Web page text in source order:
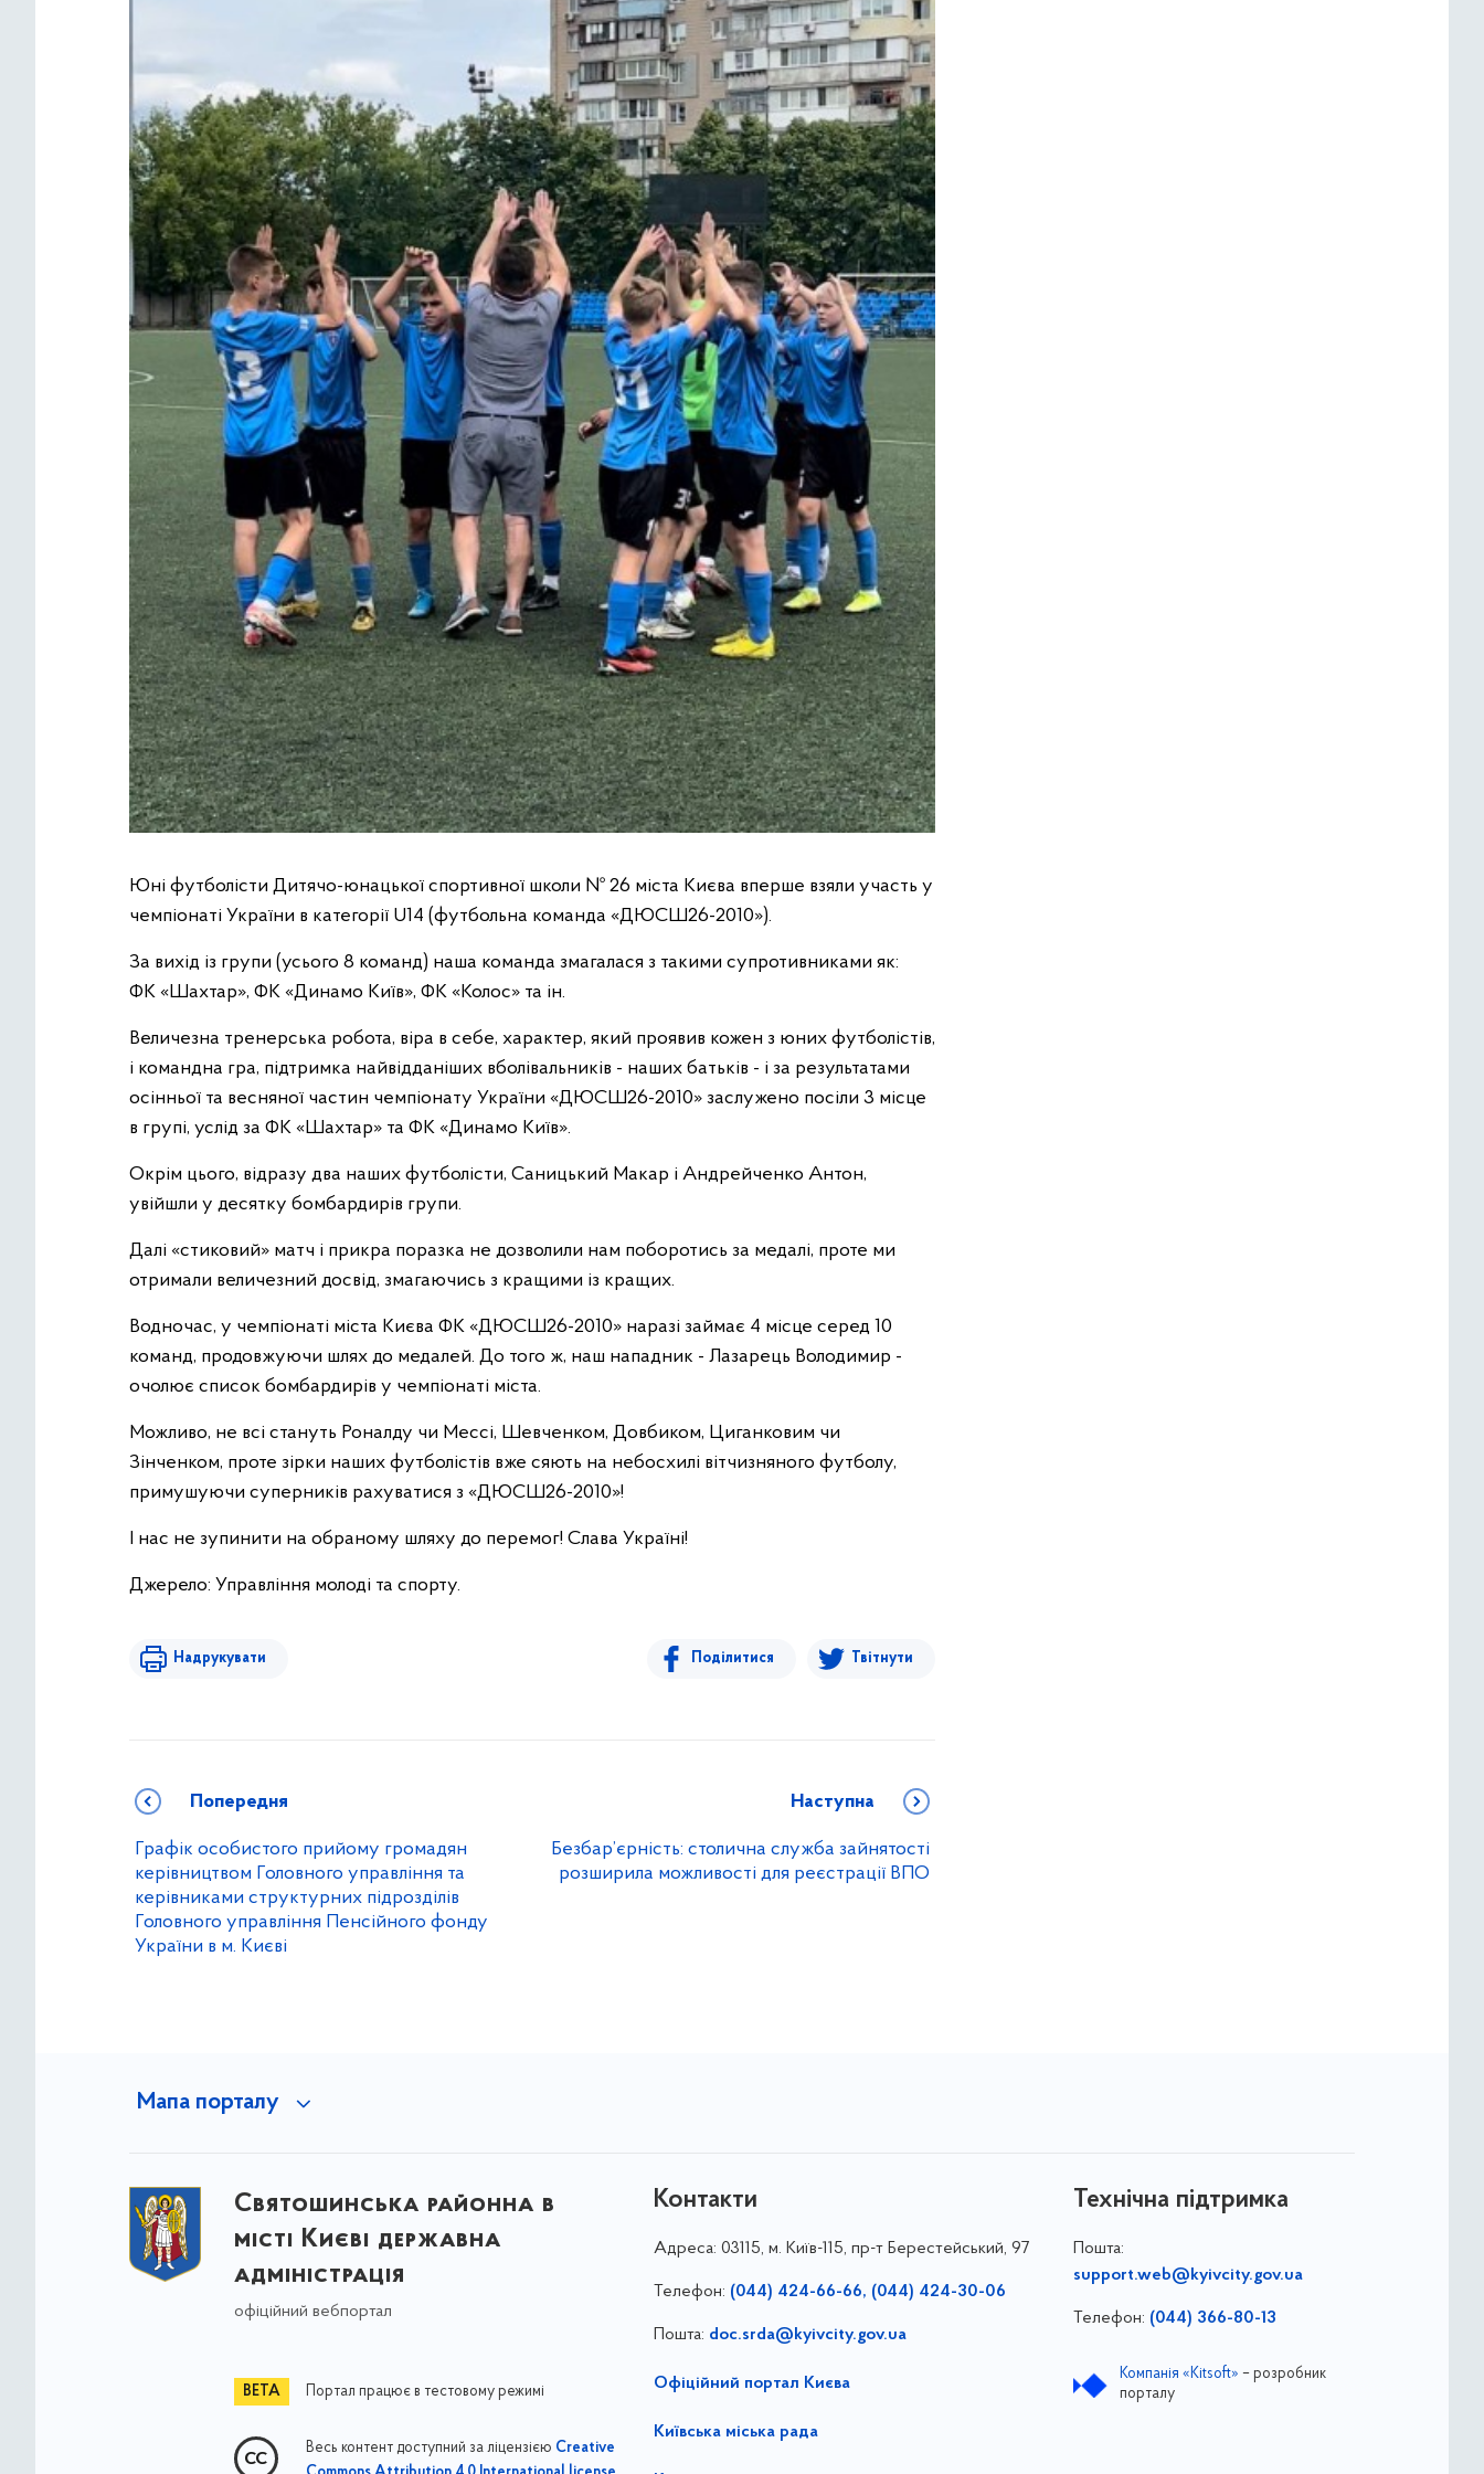
Юні футболісти Дитячо-юнацької спортивної школи № 26 міста Києва вперше взяли участь у
чемпіонаті України в категорії U14 (футбольна команда «ДЮСШ26-2010»).
За вихід із групи (усього 8 команд) наша команда змагалася з такими супротивниками як:
ФК «Шахтар», ФК «Динамо Київ», ФК «Колос» та ін.
Величезна тренерська робота, віра в себе, характер, який проявив кожен з юних футболістів,
і командна гра, підтримка найвідданіших вболівальників - наших батьків - і за результатами
осінньої та весняної частин чемпіонату України «ДЮСШ26-2010» заслужено посіли 3 місце
в групі, услід за ФК «Шахтар» та ФК «Динамо Київ».
Окрім цього, відразу два наших футболісти, Саницький Макар і Андрейченко Антон,
увійшли у десятку бомбардирів групи.
Далі «стиковий» матч і прикра поразка не дозволили нам поборотись за медалі, проте ми
отримали величезний досвід, змагаючись з кращими із кращих.
Водночас, у чемпіонаті міста Києва ФК «ДЮСШ26-2010» наразі займає 4 місце серед 10
команд, продовжуючи шлях до медалей. До того ж, наш нападник - Лазарець Володимир -
очолює список бомбардирів у чемпіонаті міста.
Можливо, не всі стануть Роналду чи Мессі, Шевченком, Довбиком, Циганковим чи
Зінченком, проте зірки наших футболістів вже сяють на небосхилі вітчизняного футболу,
примушуючи суперників рахуватися з «ДЮСШ26-2010»!
І нас не зупинити на обраному шляху до перемог! Слава Україні!
Джерело: Управління молоді та спорту.
Надрукувати Поділитися Твітнути
Попередня
Графік особистого прийому громадян
керівництвом Головного управління та
керівниками структурних підрозділів
Головного управління Пенсійного фонду
України в м. Києві
Наступна
Безбар’єрність: столична служба зайнятості
розширила можливості для реєстрації ВПО
Мапа порталу
Святошинська районна в
місті Києві державна
адміністрація
офіційний вебпортал
Портал працює в тестовому режимі
Весь контент доступний за ліцензією Creative
Контакти
Адреса: 03115, м. Київ-115, пр-т Берестейський, 97
Телефон: (044) 424-66-66, (044) 424-30-06
Пошта: doc.srda@kyivcity.gov.ua
Офіційний портал Києва
Київська міська рада
Технічна підтримка
Пошта:
support.web@kyivcity.gov.ua
Телефон: (044) 366-80-13
Компанія «Kitsoft» – розробник
порталу